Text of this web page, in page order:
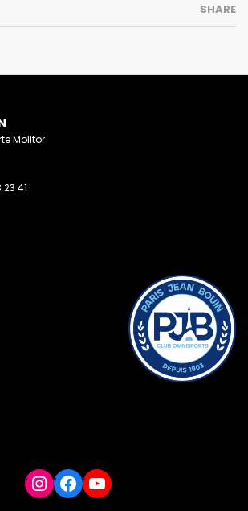
SHARE
Molitor
41
Instagram
Facebook
YouTube